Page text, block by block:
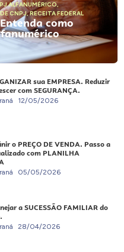
ALFANUMÉRICO,
CNPJ,RECEITA FEDERAL
como
sua EMPRESA. Reduzir
com SEGURANÇA.
12/05/2026
o PREÇO DE VENDA. Passo a
com PLANILHA
05/05/2026
a SUCESSÃO FAMILIAR do
28/04/2026